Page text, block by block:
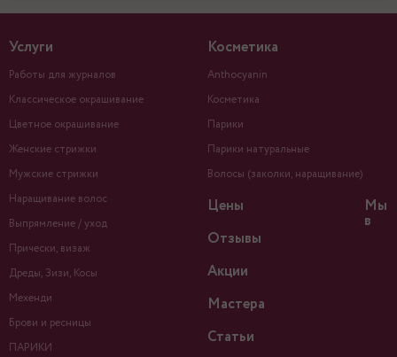
Услуги
Работы для журналов
Классическое окрашивание
Цветное окрашивание
Женские стрижки
Мужские стрижки
Наращивание волос
Выпрямление / уход
Прически, визаж
Дреды, Зизи, Косы
Мехенди
Брови и ресницы
ПАРИКИ
Косметика
Anthocyanin
Косметика
Парики
Парики натуральные
Волосы (заколки, наращивание)
Цены
Отзывы
Акции
Мастера
Статьи
Мы
в